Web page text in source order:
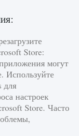
Store:
могут
Используйте
для
настроек
Store. Часто